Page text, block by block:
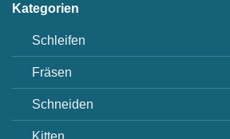
Kategorien
Schleifen
Fräsen
Schneiden
Kitten